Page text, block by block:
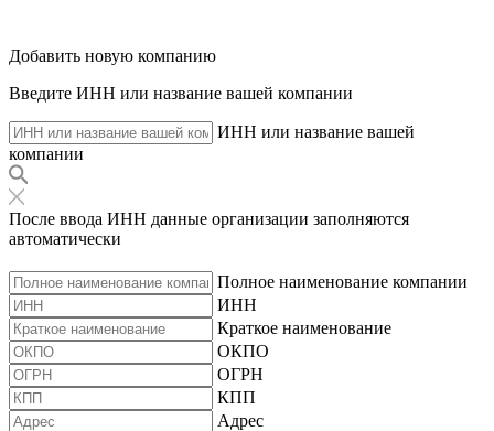
Добавить новую компанию
Введите ИНН или название вашей компании
ИНН или название вашей
компании
После ввода ИНН данные организации заполняются
автоматически
Полное наименование компании
ИНН
Краткое наименование
ОКПО
ОГРН
КПП
Адрес